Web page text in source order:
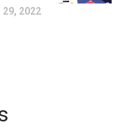
2022